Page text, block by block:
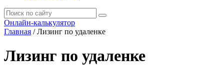
Онлайн-калькулятор
Главная / Лизинг по удаленке
Лизинг по удаленке